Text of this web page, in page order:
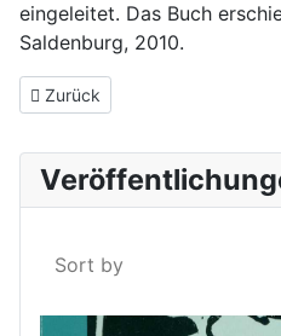
eingeleitet. Das Buch
Saldenburg, 2010.
Vorheriger Beitrag: Heimatbuch
Zurück
Sort by